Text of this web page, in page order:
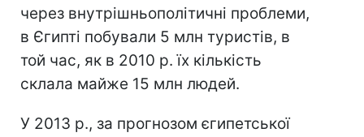
через внутрішньополітичні проблеми,
в Єгипті побували 5 млн туристів, в
той час, як в 2010 р. їх кількість
склала майже 15 млн людей.
У 2013 р., за прогнозом єгипетської